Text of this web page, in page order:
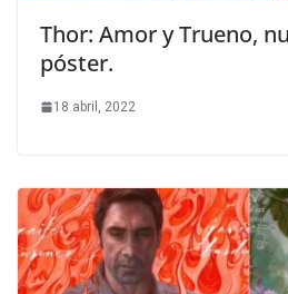
Thor: Amor y Trueno,
póster.
18 abril, 2022